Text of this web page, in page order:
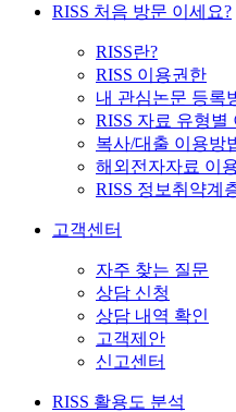
RISS 처음 방문 이세요?
RISS란?
RISS 이용권한
내 관심논문 등록
RISS 자료 유형별
복사/대출 이용방
해외전자자료 이
RISS 정보취약계
고객센터
자주 찾는 질문
상담 신청
상담 내역 확인
고객제안
신고센터
RISS 활용도 분석